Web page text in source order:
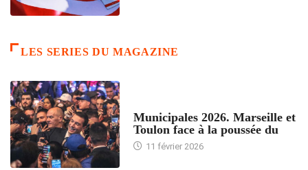
LES SERIES DU MAGAZINE
Municipales 2026. Marseille et
Toulon face à la poussée du
11 février 2026